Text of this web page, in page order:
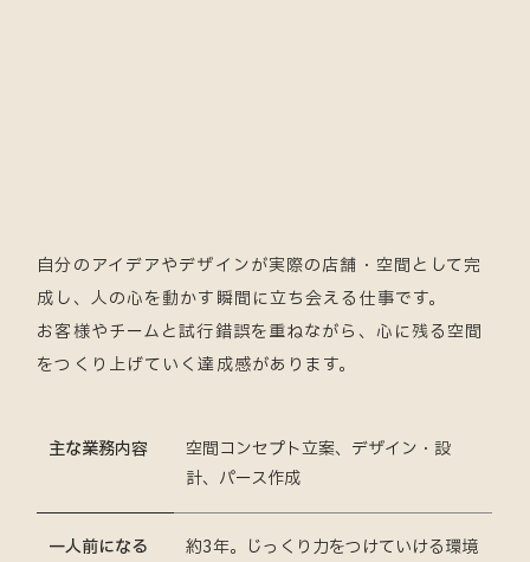
自分のアイデアやデザインが実際の店舗・空間として完
成し、人の心を動かす瞬間に立ち会える仕事です。
お客様やチームと試行錯誤を重ねながら、心に残る空間
をつくり上げていく達成感があります。
主な業務内容
空間コンセプト立案、デザイン・設
計、パース作成
一人前になる
約3年。じっくり力をつけていける環境